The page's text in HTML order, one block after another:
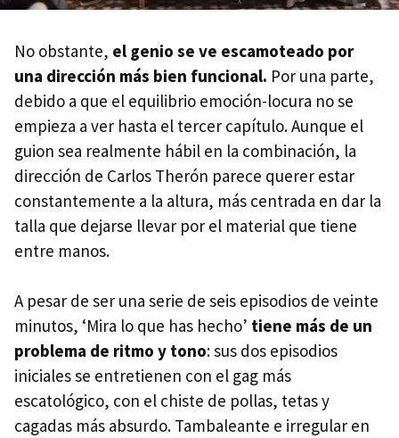
No obstante, el genio se ve escamoteado por
una dirección más bien funcional. Por una parte,
debido a que el equilibrio emoción-locura no se
empieza a ver hasta el tercer capítulo. Aunque el
guion sea realmente hábil en la combinación, la
dirección de Carlos Therón parece querer estar
constantemente a la altura, más centrada en dar la
talla que dejarse llevar por el material que tiene
entre manos.
A pesar de ser una serie de seis episodios de veinte
minutos, ‘Mira lo que has hecho’ tiene más de un
problema de ritmo y tono: sus dos episodios
iniciales se entretienen con el gag más
escatológico, con el chiste de pollas, tetas y
cagadas más absurdo. Tambaleante e irregular en